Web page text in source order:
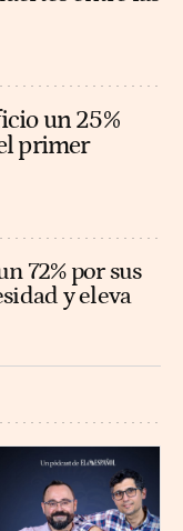
un 25%
primer
72% por sus
y eleva